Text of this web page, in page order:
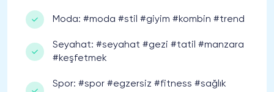
Moda: #moda #stil #giyim #kombin #trend
Seyahat: #seyahat #gezi #tatil #manzara
#keşfetmek
Spor: #spor #egzersiz #fitness #sağlık